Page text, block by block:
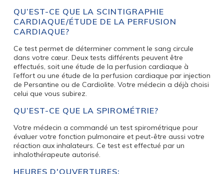
QU’EST-CE QUE LA SCINTIGRAPHIE
CARDIAQUE/ÉTUDE DE LA PERFUSION
CARDIAQUE?
Ce test permet de déterminer comment le sang circule
dans votre cœur. Deux tests différents peuvent être
effectués, soit une étude de la perfusion cardiaque à
l’effort ou une étude de la perfusion cardiaque par injection
de Persantine ou de Cardiolite. Votre médecin a déjà choisi
celui que vous subirez.
QU’EST-CE QUE LA SPIROMÉTRIE?
Votre médecin a commandé un test spirométrique pour
évaluer votre fonction pulmonaire et peut-être aussi votre
réaction aux inhalateurs. Ce test est effectué par un
inhalothérapeute autorisé.
HEURES D'OUVERTURES: